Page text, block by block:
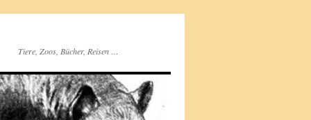
Tiere, Zoos, Bücher, Reisen …